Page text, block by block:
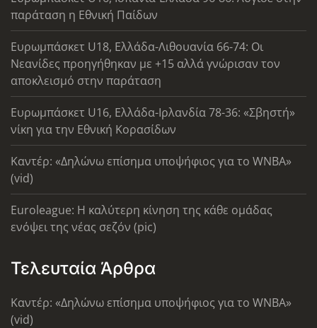
παράταση η Εθνική Παίδων
Ευρωμπάσκετ U18, Ελλάδα-Λιθουανία 66-74: Οι
Νεανίδες προηγήθηκαν με +15 αλλά γνώρισαν τον
αποκλεισμό στην παράταση
Ευρωμπάσκετ U16, Ελλάδα-Ιρλανδία 78-36: «Σβηστή»
νίκη για την Εθνική Κορασίδων
Καντέρ: «Δηλώνω επίσημα υποψήφιος για το WNBA»
(vid)
Euroleague: Η καλύτερη κίνηση της κάθε ομάδας
ενόψει της νέας σεζόν (pic)
Τελευταία Άρθρα
Καντέρ: «Δηλώνω επίσημα υποψήφιος για το WNBA»
(vid)